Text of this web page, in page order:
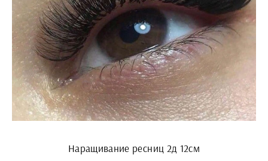
Наращивание ресниц 2д 12см